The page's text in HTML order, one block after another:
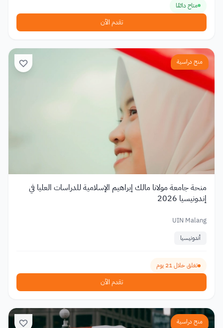
متاح دائمًا
تقدم الآن
منح دراسية
منحة جامعة مولانا مالك إبراهيم الإسلامية للدراسات العليا في
إندونيسيا 2026
UIN Malang
أندونيسيا
تغلق خلال 21 يوم
تقدم الآن
منح دراسية